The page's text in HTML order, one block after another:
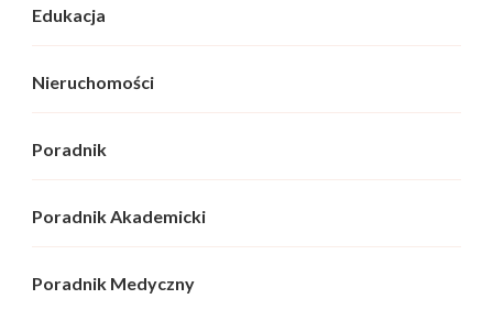
Edukacja
Nieruchomości
Poradnik
Poradnik Akademicki
Poradnik Medyczny